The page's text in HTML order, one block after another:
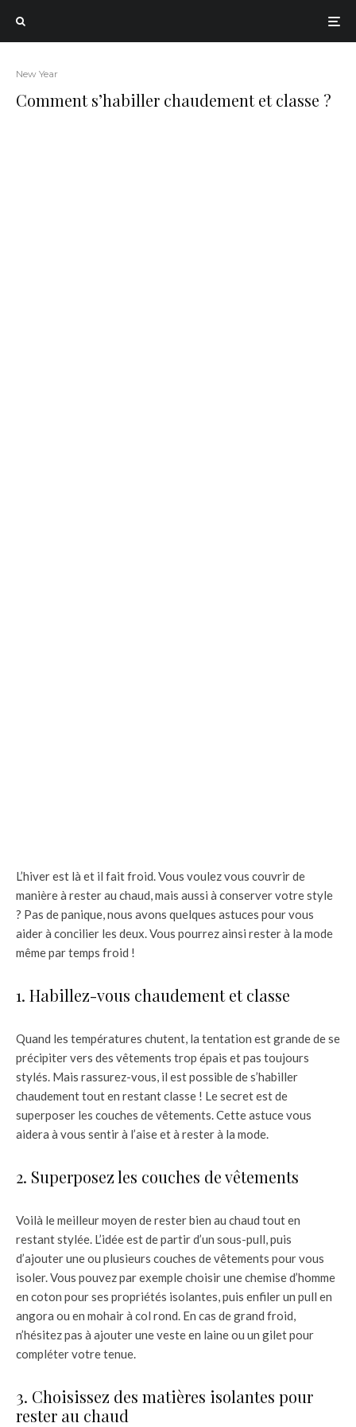
New Year
Comment s’habiller chaudement et classe ?
L’hiver est là et il fait froid. Vous voulez vous couvrir de
manière à rester au chaud, mais aussi à conserver votre style
? Pas de panique, nous avons quelques astuces pour vous
aider à concilier les deux. Vous pourrez ainsi rester à la mode
même par temps froid !
1. Habillez-vous chaudement et classe
Quand les températures chutent, la tentation est grande de se
précipiter vers des vêtements trop épais et pas toujours
stylés. Mais rassurez-vous, il est possible de s’habiller
chaudement tout en restant classe ! Le secret est de
superposer les couches de vêtements. Cette astuce vous
aidera à vous sentir à l’aise et à rester à la mode.
2. Superposez les couches de vêtements
Voilà le meilleur moyen de rester bien au chaud tout en
restant stylée. L’idée est de partir d’un sous-pull, puis
d’ajouter une ou plusieurs couches de vêtements pour vous
isoler. Vous pouvez par exemple choisir une chemise d’homme
en coton pour ses propriétés isolantes, puis enfiler un pull en
angora ou en mohair à col rond. En cas de grand froid,
n’hésitez pas à ajouter une veste en laine ou un gilet pour
compléter votre tenue.
3. Choisissez des matières isolantes pour
rester au chaud